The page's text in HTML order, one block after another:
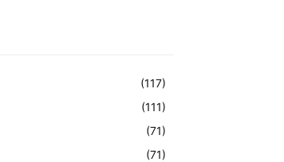
(117)
(111)
(71)
(71)